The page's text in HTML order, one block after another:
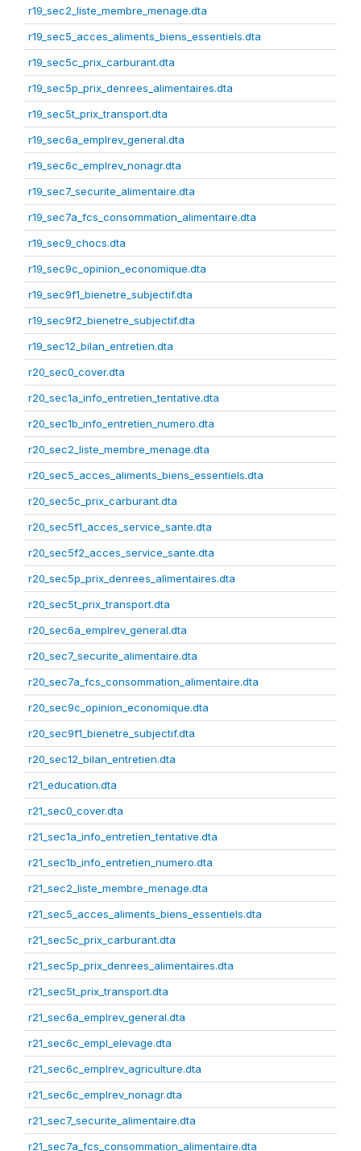
r19_sec2_liste_membre_menage.dta
r19_sec5_acces_aliments_biens_essentiels.dta
r19_sec5c_prix_carburant.dta
r19_sec5p_prix_denrees_alimentaires.dta
r19_sec5t_prix_transport.dta
r19_sec6a_emplrev_general.dta
r19_sec6c_emplrev_nonagr.dta
r19_sec7_securite_alimentaire.dta
r19_sec7a_fcs_consommation_alimentaire.dta
r19_sec9_chocs.dta
r19_sec9c_opinion_economique.dta
r19_sec9f1_bienetre_subjectif.dta
r19_sec9f2_bienetre_subjectif.dta
r19_sec12_bilan_entretien.dta
r20_sec0_cover.dta
r20_sec1a_info_entretien_tentative.dta
r20_sec1b_info_entretien_numero.dta
r20_sec2_liste_membre_menage.dta
r20_sec5_acces_aliments_biens_essentiels.dta
r20_sec5c_prix_carburant.dta
r20_sec5f1_acces_service_sante.dta
r20_sec5f2_acces_service_sante.dta
r20_sec5p_prix_denrees_alimentaires.dta
r20_sec5t_prix_transport.dta
r20_sec6a_emplrev_general.dta
r20_sec7_securite_alimentaire.dta
r20_sec7a_fcs_consommation_alimentaire.dta
r20_sec9c_opinion_economique.dta
r20_sec9f1_bienetre_subjectif.dta
r20_sec12_bilan_entretien.dta
r21_education.dta
r21_sec0_cover.dta
r21_sec1a_info_entretien_tentative.dta
r21_sec1b_info_entretien_numero.dta
r21_sec2_liste_membre_menage.dta
r21_sec5_acces_aliments_biens_essentiels.dta
r21_sec5c_prix_carburant.dta
r21_sec5p_prix_denrees_alimentaires.dta
r21_sec5t_prix_transport.dta
r21_sec6a_emplrev_general.dta
r21_sec6c_empl_elevage.dta
r21_sec6c_emplrev_agriculture.dta
r21_sec6c_emplrev_nonagr.dta
r21_sec7_securite_alimentaire.dta
r21_sec7a_fcs_consommation_alimentaire.dta